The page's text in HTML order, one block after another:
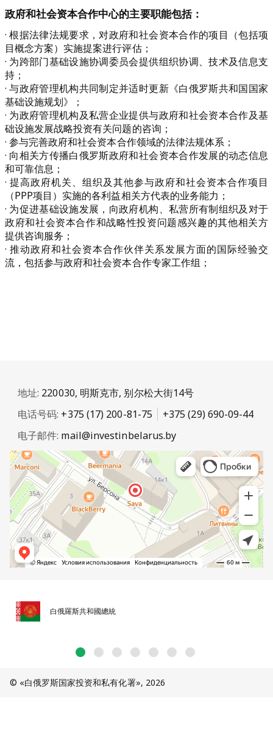
政府和社会资本合作中心的主要职能包括：
· 根据法律法规要求，对政府和社会资本合作的项目（包括项
目概念方案）实施提案进行评估；
· 为跨部门基础设施协调委员会提供组织协调、技术及信息支
持；
· 与政府管理机构共同制定并适时更新《白俄罗斯共和国国家
基础设施规划》；
· 为政府管理机构及私营企业提供与政府和社会资本合作及基
础设施发展战略投资有关问题的咨询；
· 参与完善政府和社会资本合作领域的法律法规体系；
· 向相关方传播白俄罗斯政府和社会资本合作发展的动态信息
和可靠信息；
· 提高政府机关、组织及其他参与政府和社会资本合作项目
（PPP项目）实施的各利益相关方代表的业务能力；
· 为促进基础设施发展，向政府机构、私营所有制组织及对于
政府和社会资本合作和战略性投资问题感兴趣的其他相关方
提供咨询服务；
· 推动政府和社会资本合作伙伴关系发展方面的国际经验交
流，包括参与政府和社会资本合作专家工作组；
地址: 220030, 明斯克市, 别尔松大街14号
电话号码: +375 (17) 200-81-75
+375 (29) 690-09-44
电子邮件: mail@investinbelarus.by
白俄羅斯共和國總統
© «白俄罗斯国家投资和私有化署», 2026